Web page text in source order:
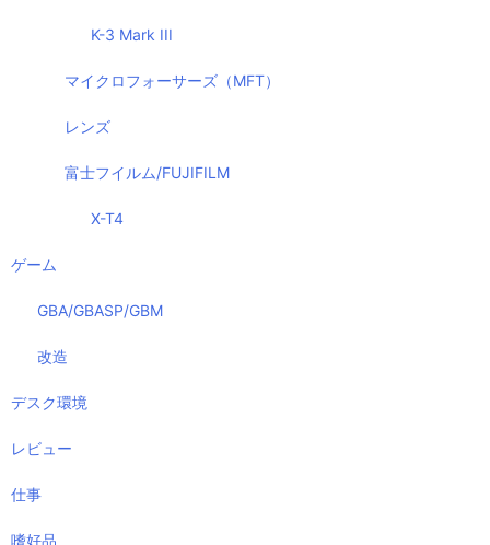
K-3 Mark III
マイクロフォーサーズ（MFT）
レンズ
富士フイルム/FUJIFILM
X-T4
ゲーム
GBA/GBASP/GBM
改造
デスク環境
レビュー
仕事
嗜好品